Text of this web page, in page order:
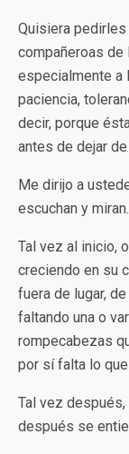
Quisiera
compañeroas de
especialmente a
paciencia,
decir, porque
antes de dejar
Me dirijo a
escuchan y miran.
Tal vez al inicio,
creciendo en su
fuera de lugar,
faltando una o
rompecabezas
por sí falta lo
Tal vez
después se